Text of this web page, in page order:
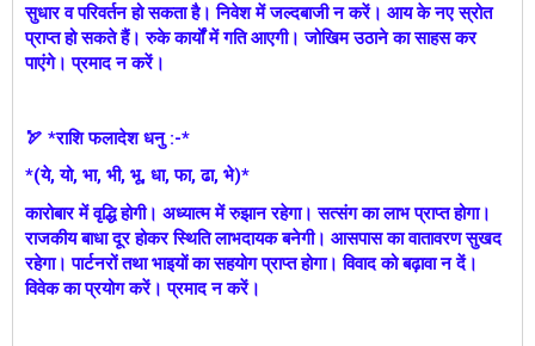
सुधार व परिवर्तन हो सकता है। निवेश में जल्दबाजी न करें। आय के नए स्रोत
प्राप्त हो सकते हैं। रुके कार्यों में गति आएगी। जोखिम उठाने का साहस कर
पाएंगे। प्रमाद न करें।
🏹 *राशि फलादेश धनु :-*
*(ये, यो, भा, भी, भू, धा, फा, ढा, भे)*
कारोबार में वृद्धि होगी। अध्यात्म में रुझान रहेगा। सत्संग का लाभ प्राप्त होगा।
राजकीय बाधा दूर होकर स्थिति लाभदायक बनेगी। आसपास का वातावरण सुखद
रहेगा। पार्टनरों तथा भाइयों का सहयोग प्राप्त होगा। विवाद को बढ़ावा न दें।
विवेक का प्रयोग करें। प्रमाद न करें।